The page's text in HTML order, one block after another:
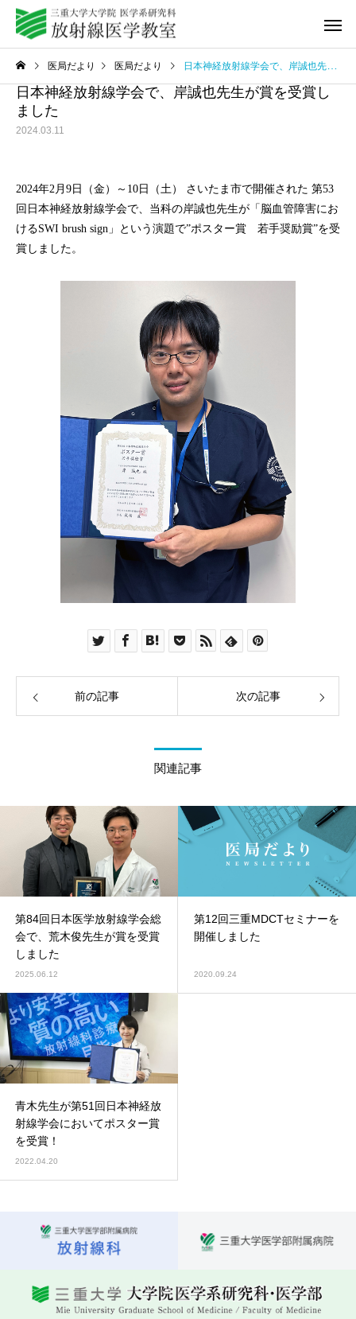
教室紹介 研修プログ
医局だより 医局だより 日本神経放射線学会で、岸誠也先生が賞を受賞しました
日本神経放射線学会で、岸誠也先生が賞を受賞し
ました
2024.03.11
2024年2月9日（金）～10日（土） さいたま市で開催された 第53
回日本神経放射線学会で、当科の岸誠也先生が「脳血管障害にお
けるSWI brush sign」という演題で”ポスター賞 若手奨励賞”を受
賞しました。
前の記事 次の記事
関連記事
第84回日本医学放射線学会総
会で、荒木俊先生が賞を受賞
しました
2025.06.12
第12回三重MDCTセミナーを
開催しました
2020.09.24
青木先生が第51回日本神経放
射線学会においてポスター賞
を受賞！
2022.04.20